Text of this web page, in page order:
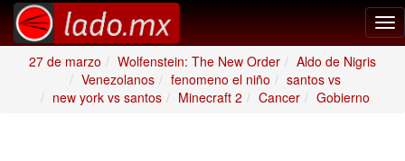
27 de marzo
Wolfenstein: The New Order
Aldo de Nigris
Venezolanos
fenomeno el niño
santos vs
new york vs santos
Minecraft 2 Cancer Gobierno